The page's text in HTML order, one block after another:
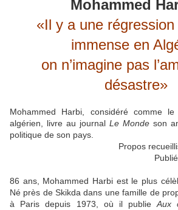
Mohammed
«Il y a une
immense en
on n’imagine pas
désastre»
Mohammed Harbi, considéré comme
algérien, livre au journal Le Monde son
politique de son pays.
Propos
86 ans, Mohammed Harbi est le plus
Né près de Skikda dans une famille de
à Paris depuis 1973, où il publieAux